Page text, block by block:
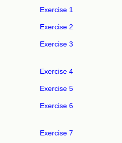
Exercise 1
Exercise 2
Exercise 3
Exercise 4
Exercise 5
Exercise 6
Exercise 7